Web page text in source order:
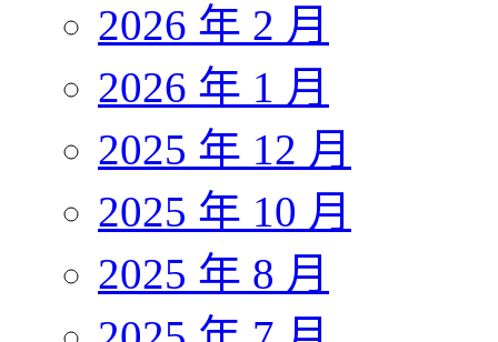
2026 年 2 月
2026 年 1 月
2025 年 12 月
2025 年 10 月
2025 年 8 月